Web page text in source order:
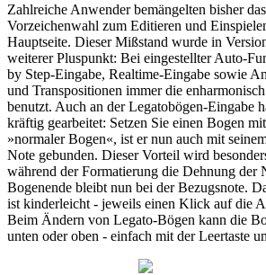
Zahlreiche Anwender bemängelten bisher
Vorzeichenwahl zum Editieren und
Hauptseite. Dieser Mißstand wurde in
weiterer Pluspunkt: Bei eingestellter Auto-
by Step-Eingabe, Realtime-Eingabe sowie
und Transpositionen immer die
benutzt. Auch an der Legatobögen-Eingabe
kräftig gearbeitet: Setzen Sie einen Bogen
»normaler Bogen«, ist er nun auch mit
Note gebunden. Dieser Vorteil wird
während der Formatierung die Dehnung der
Bogenende bleibt nun bei der Bezugsnote.
ist kinderleicht - jeweils einen Klick auf die
Beim Ändern von Legato-Bögen kann die
unten oder oben - einfach mit der Leertaste